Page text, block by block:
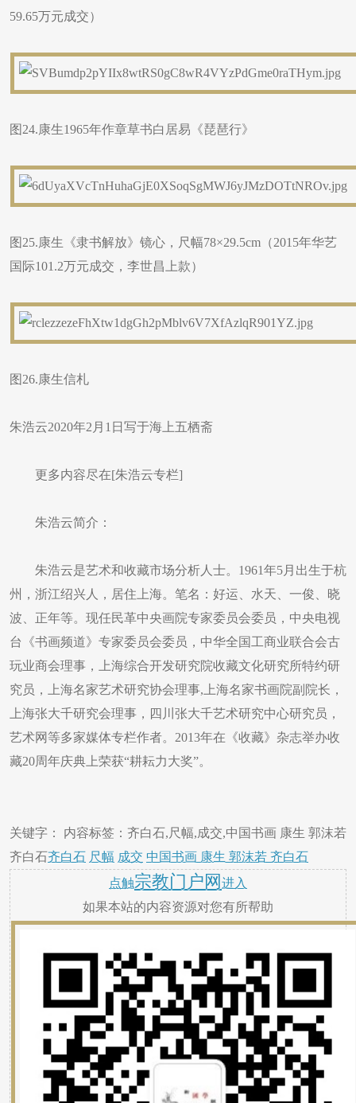
59.65万元成交）
图24.康生1965年作章草书白居易《琵琶行》
图25.康生《隶书解放》镜心，尺幅78×29.5cm（2015年华艺
国际101.2万元成交，李世昌上款）
图26.康生信札
朱浩云2020年2月1日写于海上五栖斋
更多内容尽在[朱浩云专栏]
朱浩云简介：
朱浩云是艺术和收藏市场分析人士。1961年5月出生于杭
州，浙江绍兴人，居住上海。笔名：好运、水天、一俊、晓
波、正年等。现任民革中央画院专家委员会委员，中央电视
台《书画频道》专家委员会委员，中华全国工商业联合会古
玩业商会理事，上海综合开发研究院收藏文化研究所特约研
究员，上海名家艺术研究协会理事,上海名家书画院副院长，
上海张大千研究会理事，四川张大千艺术研究中心研究员，
艺术网等多家媒体专栏作者。2013年在《收藏》杂志举办收
藏20周年庆典上荣获“耕耘力大奖”。
关键字： 内容标签：齐白石,尺幅,成交,中国书画 康生 郭沫若
齐白石齐白石 尺幅 成交 中国书画 康生 郭沫若 齐白石
点触宗教门户网 进入
如果本站的内容资源对您有所帮助